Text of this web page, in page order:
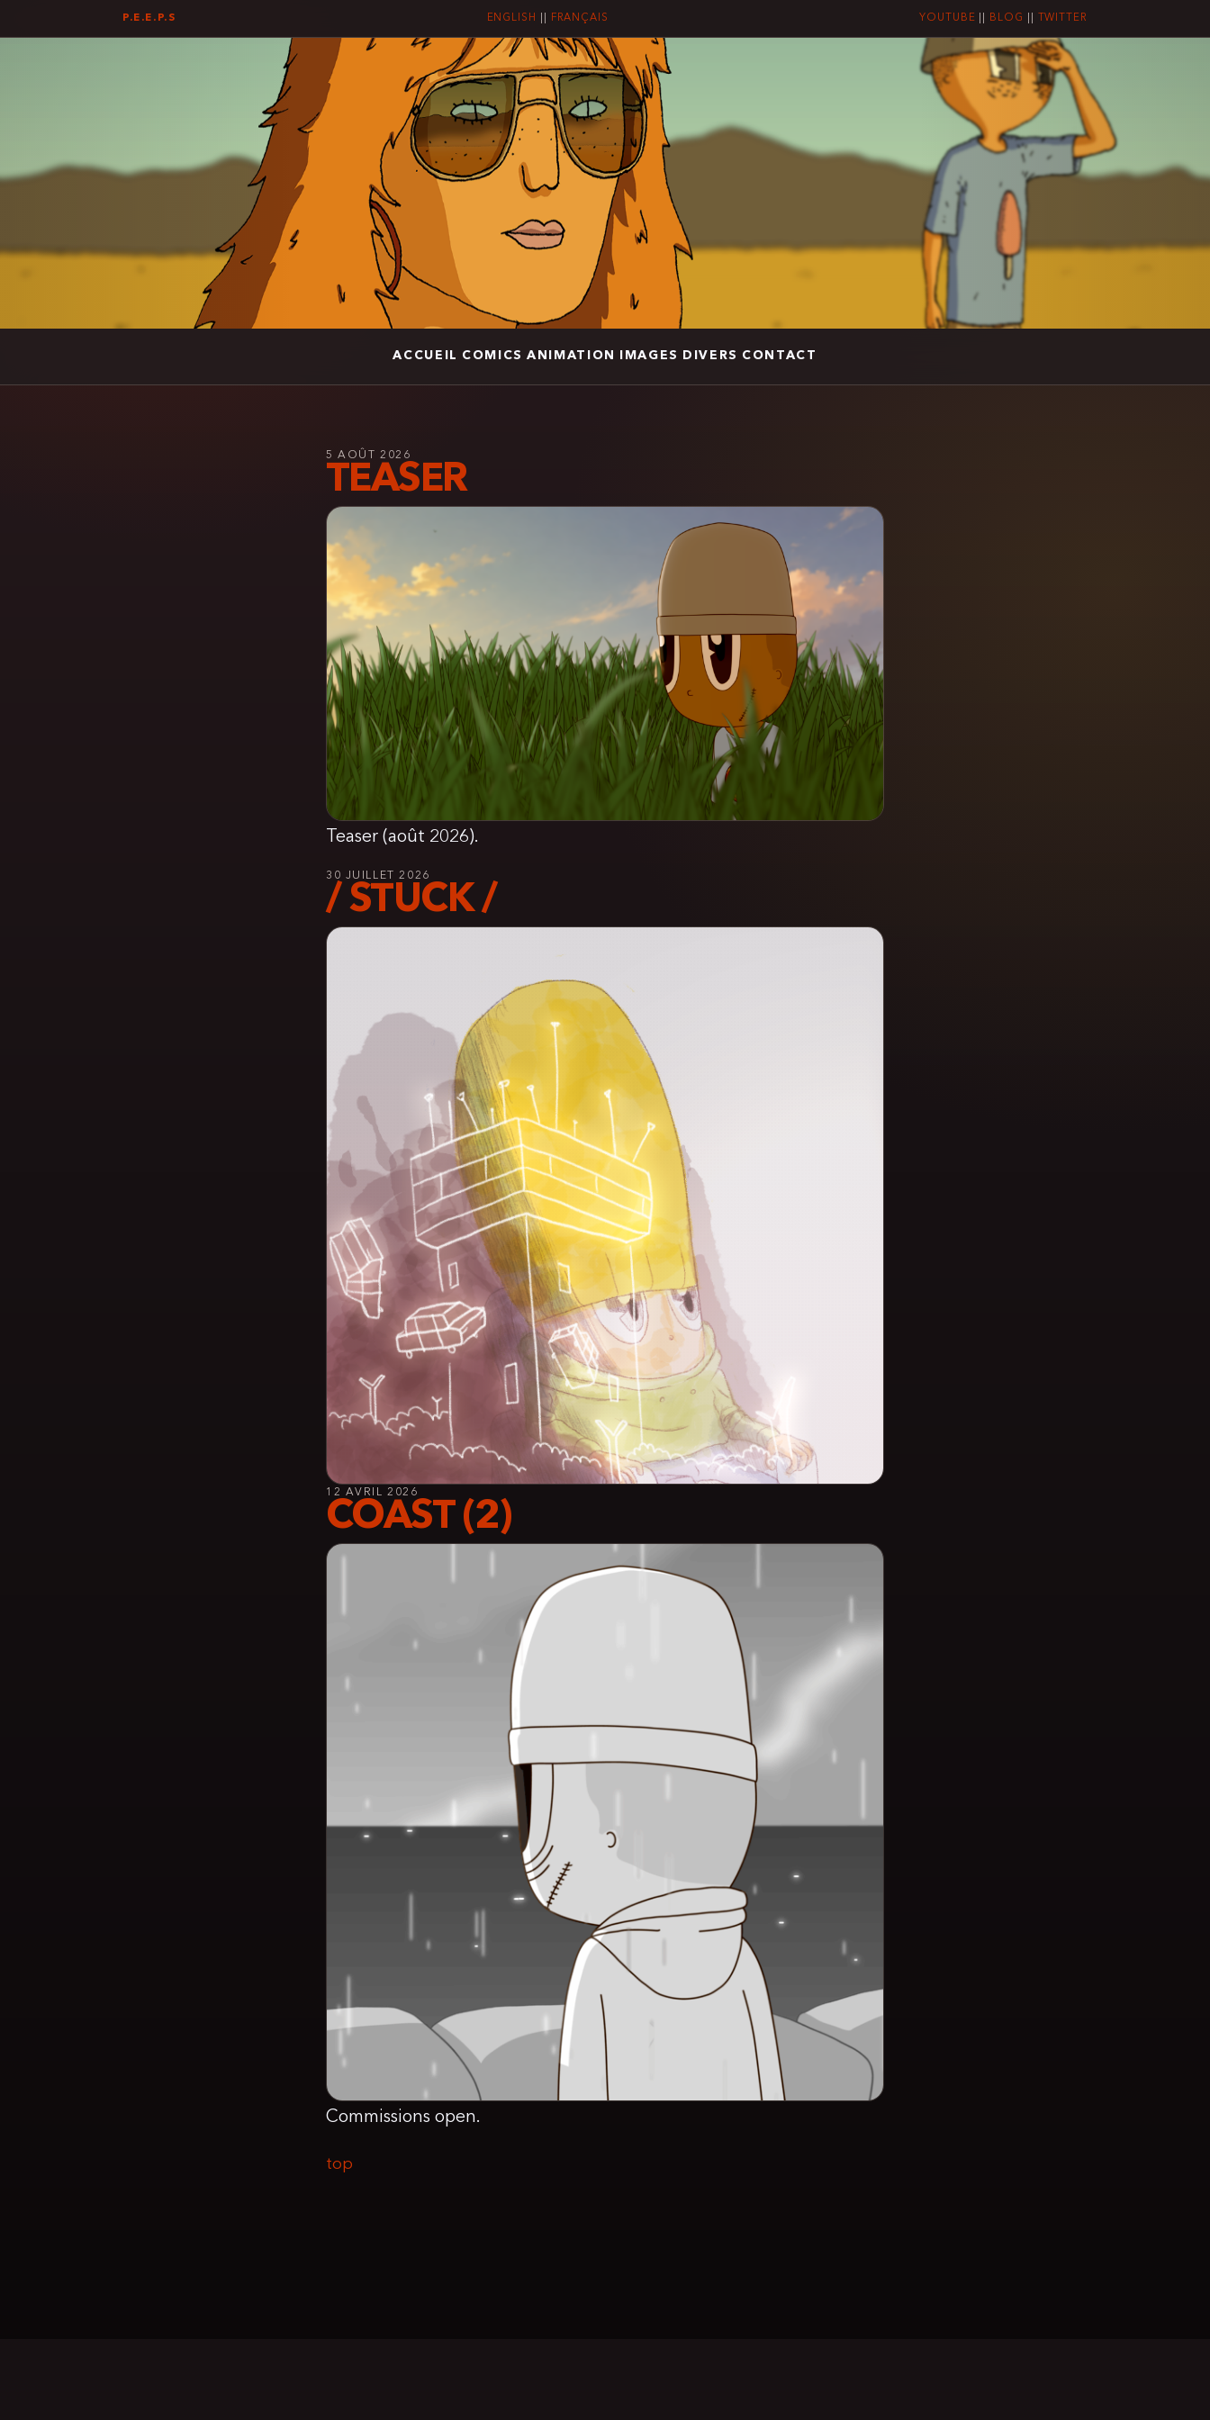
P.E.E.P.S ENGLISH FRANÇAIS YOUTUBE BLOG TWITTER
ACCUEIL COMICS ANIMATION IMAGES DIVERS CONTACT
5 AOÛT 2026
TEASER
Teaser (août 2026).
30 JUILLET 2026
/ STUCK /
12 AVRIL 2026
COAST (2)
Commissions open.
top